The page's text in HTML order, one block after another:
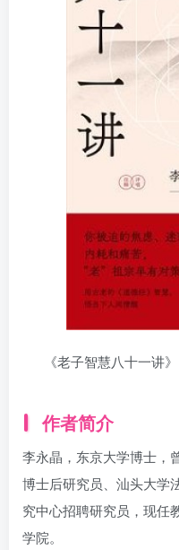
《老子智慧八十一讲》
作者简介
李永晶，东京大学博士，
博士后研究员、汕头大学
究中心招聘研究员，现任
学院。